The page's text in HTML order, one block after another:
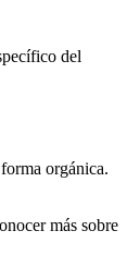
del
orgánica.
más sobre